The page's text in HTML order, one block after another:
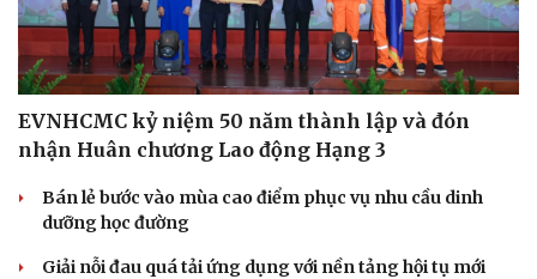
EVNHCMC kỷ niệm 50 năm thành lập và đón
nhận Huân chương Lao động Hạng 3
Bán lẻ bước vào mùa cao điểm phục vụ nhu cầu dinh
dưỡng học đường
Giải nỗi đau quá tải ứng dụng với nền tảng hội tụ mới